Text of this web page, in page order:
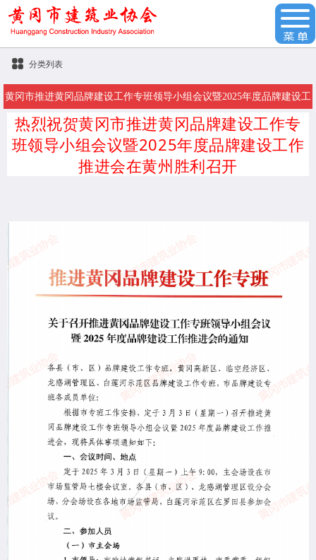
分类列表
黄冈市推进黄冈品牌建设工作专班领导小组会议暨2025年度品牌建设工
作推进会在黄州隆重召开
热烈祝贺黄冈市推进黄冈品牌建设工作专
班领导小组会议暨2025年度品牌建设工作
推进会在黄州胜利召开